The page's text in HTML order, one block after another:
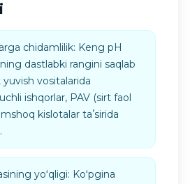
chidamlilik: Keng pH
dastlabki rangini saqlab
vositalarida
ishqorlar, PAV (sirt faol
kislotalar taʼsirida
yoʻqligi: Koʻpgina